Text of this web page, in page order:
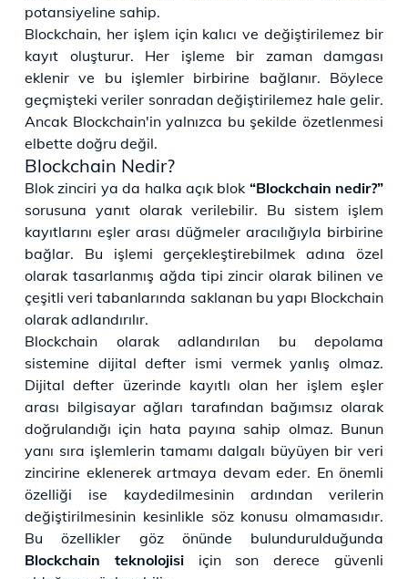
potansiyeline sahip.
Blockchain, her işlem için kalıcı ve değiştirilemez bir
kayıt oluşturur. Her işleme bir zaman damgası
eklenir ve bu işlemler birbirine bağlanır. Böylece
geçmişteki veriler sonradan değiştirilemez hale gelir.
Ancak Blockchain'in yalnızca bu şekilde özetlenmesi
elbette doğru değil.
Blockchain Nedir?
Blok zinciri ya da halka açık blok “Blockchain nedir?”
sorusuna yanıt olarak verilebilir. Bu sistem işlem
kayıtlarını eşler arası düğmeler aracılığıyla birbirine
bağlar. Bu işlemi gerçekleştirebilmek adına özel
olarak tasarlanmış ağda tipi zincir olarak bilinen ve
çeşitli veri tabanlarında saklanan bu yapı Blockchain
olarak adlandırılır.
Blockchain olarak adlandırılan bu depolama
sistemine dijital defter ismi vermek yanlış olmaz.
Dijital defter üzerinde kayıtlı olan her işlem eşler
arası bilgisayar ağları tarafından bağımsız olarak
doğrulandığı için hata payına sahip olmaz. Bunun
yanı sıra işlemlerin tamamı dalgalı büyüyen bir veri
zincirine eklenerek artmaya devam eder. En önemli
özelliği ise kaydedilmesinin ardından verilerin
değiştirilmesinin kesinlikle söz konusu olmamasıdır.
Bu özellikler göz önünde bulundurulduğunda
Blockchain teknolojisi için son derece güvenli